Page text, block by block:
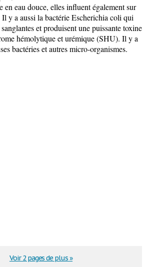
en eau douce, elles influent également sur
Il y a aussi la bactérie Escherichia coli qui
et produisent une puissante toxine
hémolytique et urémique (SHU). Il y a
bactéries et autres micro-organismes.
Voir 2 pages de plus »